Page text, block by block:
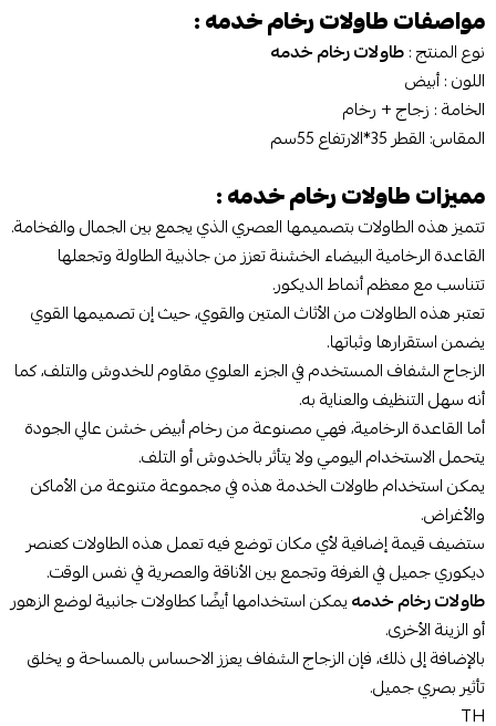
مواصفاتطاولات رخام خدمه:
نوع المنتج :طاولات رخام خدمه
اللون : أبيض
الخامة : زجاج + رخام
المقاس: القطر 35*الارتفاع 55سم
مميزاتطاولات رخام خدمه:
تتميز هذه الطاولات بتصميمها العصري الذي يجمع بين الجمال والفخامة.
القاعدة الرخامية البيضاء الخشنة تعزز من جاذبية الطاولة وتجعلها
تتناسب مع معظم أنماط الديكور.
تعتبر هذه الطاولات من الأثاث المتين والقوي، حيث إن تصميمها القوي
يضمن استقرارها وثباتها.
الزجاج الشفاف المستخدم في الجزء العلوي مقاوم للخدوش والتلف، كما
أنه سهل التنظيف والعناية به.
أما القاعدة الرخامية، فهي مصنوعة من رخام أبيض خشن عالي الجودة
يتحمل الاستخدام اليومي ولا يتأثر بالخدوش أو التلف.
يمكن استخدام طاولات الخدمة هذه في مجموعة متنوعة من الأماكن
والأغراض.
ستضيف قيمة إضافية لأي مكان توضع فيه تعمل هذه الطاولات كعنصر
ديكوري جميل في الغرفة وتجمع بين الأناقة والعصرية في نفس الوقت.
طاولات رخام خدمهيمكن استخدامها أيضًا كطاولات جانبية لوضع الزهور
أو الزينة الأخرى.
بالإضافة إلى ذلك، فإن الزجاج الشفاف يعزز الاحساس بالمساحة و يخلق
تأثير بصري جميل.
TH